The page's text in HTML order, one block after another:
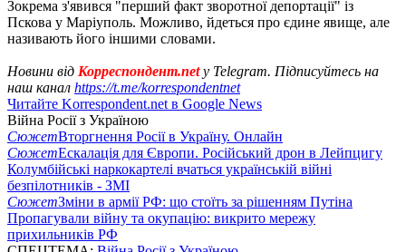
Зокрема з'явився "перший факт зворотної депортації" із
Пскова у Маріуполь. Можливо, йдеться про єдине явище, але
називають його іншими словами.
Новини від Корреспондент.netу Telegram. Підписуйтесь на
наш канал https://t.me/korrespondentnet
Читайте Korrespondent.net в Google News
Війна Росії з Україною
СюжетВторгнення Росії в Україну. Онлайн
СюжетЕскалація для Європи. Російський дрон в Лейпцигу
Колумбійські наркокартелі вчаться українській війні
безпілотників - ЗМІ
СюжетЗміни в армії РФ: що стоїть за рішенням Путіна
Пропагували війну та окупацію: викрито мережу
прихильників РФ